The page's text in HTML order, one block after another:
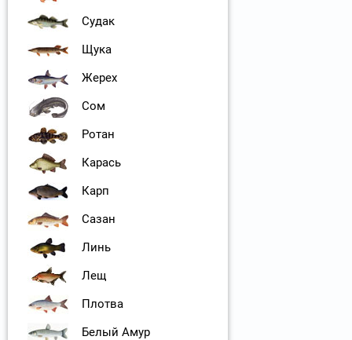
Судак
Щука
Жерех
Сом
Ротан
Карась
Карп
Сазан
Линь
Лещ
Плотва
Белый Амур